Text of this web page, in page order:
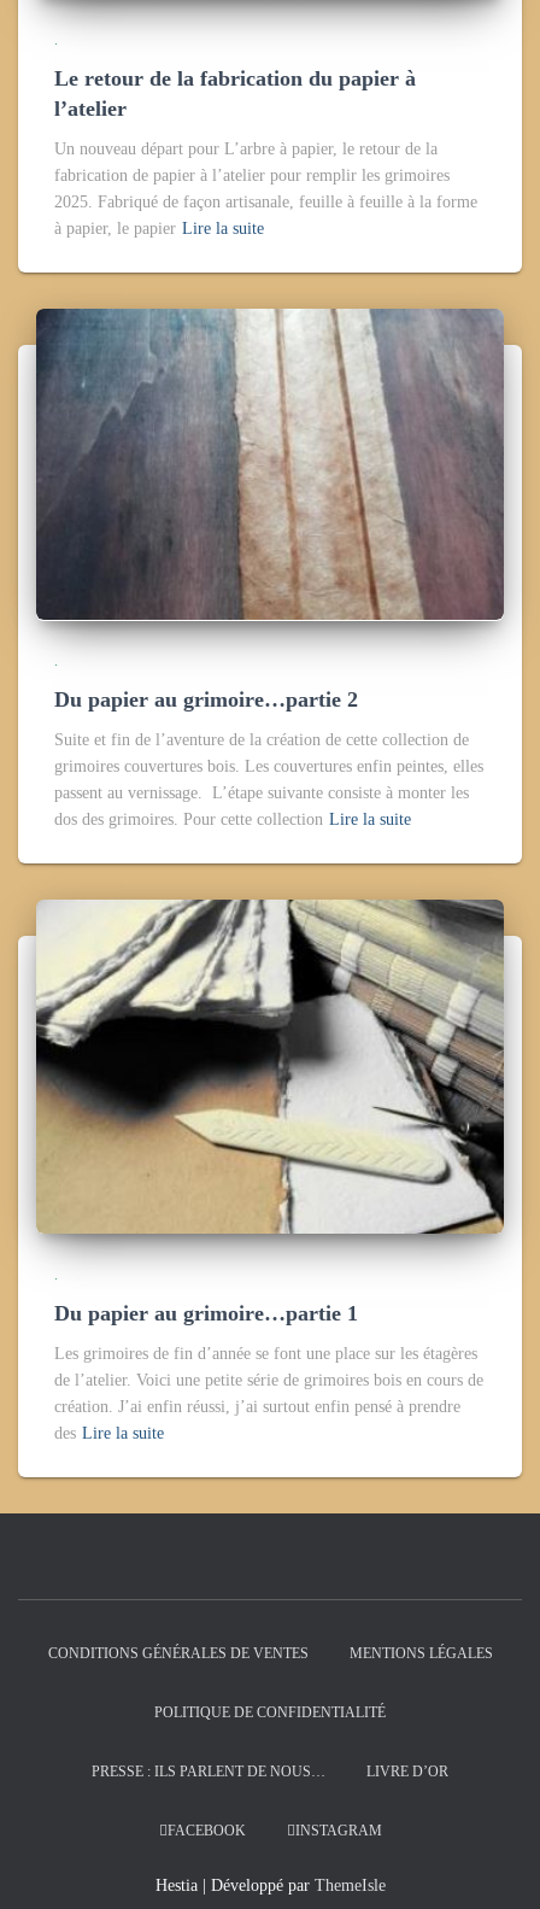
Le retour de la fabrication du papier à
l’atelier
Un nouveau départ pour L’arbre à papier, le retour de la
fabrication de papier à l’atelier pour remplir les grimoires
2025. Fabriqué de façon artisanale, feuille à feuille à la forme
à papier, le papier Lire la suite
.
Du papier au grimoire…partie 2
Suite et fin de l’aventure de la création de cette collection de
grimoires couvertures bois. Les couvertures enfin peintes, elles
passent au vernissage. L’étape suivante consiste à monter les
dos des grimoires. Pour cette collection Lire la suite
.
Du papier au grimoire…partie 1
Les grimoires de fin d’année se font une place sur les étagères
de l’atelier. Voici une petite série de grimoires bois en cours de
création. J’ai enfin réussi, j’ai surtout enfin pensé à prendre
des Lire la suite
CONDITIONS GÉNÉRALES DE VENTES MENTIONS LÉGALES
POLITIQUE DE CONFIDENTIALITÉ
PRESSE : ILS PARLENT DE NOUS… LIVRE D’OR
FACEBOOK INSTAGRAM
Hestia | Développé par ThemeIsle